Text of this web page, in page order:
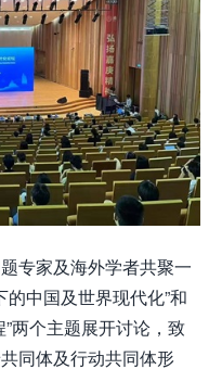
专家及海外学者共聚一
中国及世界现代化”和
两个主题展开讨论，致
同体及行动共同体形